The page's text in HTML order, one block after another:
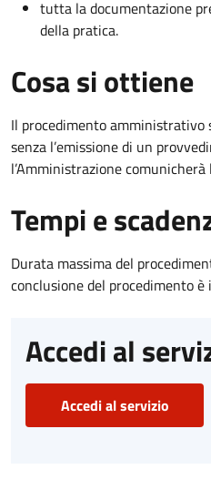
tutta la documentazione
della pratica.
Cosa si ottiene
Il procedimento amministrativo
senza l’emissione di un
l’Amministrazione comunicherà
Tempi e
Durata massima del
conclusione del procedimento è
Accedi al
Accedi al servizio